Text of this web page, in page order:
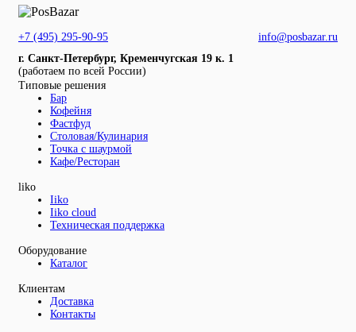
+7 (495) 295-90-95
info@posbazar.ru
г. Санкт-Петербург, Кременчугская 19 к. 1
(работаем по всей России)
Типовые решения
Бар
Кофейня
Фастфуд
Столовая/Кулинария
Точка с шаурмой
Кафе/Ресторан
liko
Iiko
Iiko cloud
Техническая поддержка
Оборудование
Каталог
Клиентам
Доставка
Контакты